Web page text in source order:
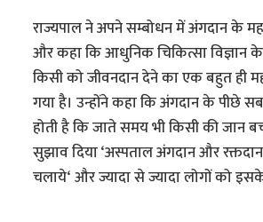
राज्यपाल ने अपने सम्बोधन में अंगदान के
और कहा कि आधुनिक चिकित्सा विज्ञान
किसी को जीवनदान देने का एक बहुत ही
गया है। उन्होंने कहा कि अंगदान के पीछे
होती है कि जाते समय भी किसी की जान
सुझाव दिया ‘अस्पताल अंगदान और
चलाये‘ और ज्यादा से ज्यादा लोगों को